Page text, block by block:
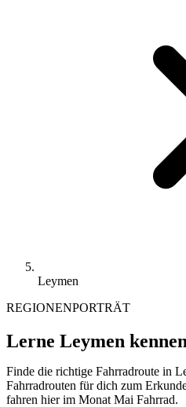
Leymen
REGIONENPORTRÄT
Lerne Leymen kennen
Finde die richtige Fahrradroute in
Fahrradrouten für dich zum
fahren hier im Monat Mai Fahrrad.